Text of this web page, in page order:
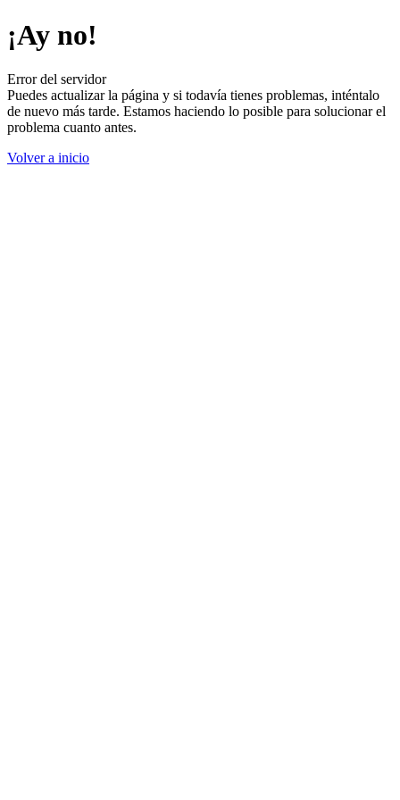
¡Ay no!
Error del servidor
Puedes actualizar la página y si todavía tienes problemas, inténtalo
de nuevo más tarde. Estamos haciendo lo posible para solucionar el
problema cuanto antes.
Volver a inicio